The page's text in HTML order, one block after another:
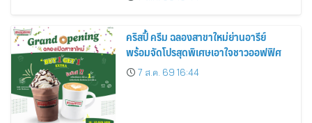
คริสปี้ ครีม ฉลองสาขาใหม่ย่านอารีย์
พร้อมจัดโปรสุดพิเศษเอาใจชาวออฟฟิศ
7 ส.ค. 69 16:44